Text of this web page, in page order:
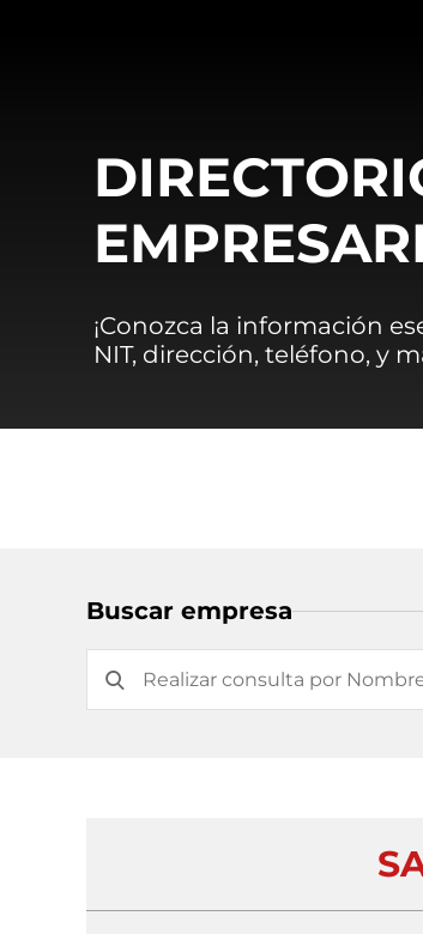
¡Conozca la información
NIT, dirección, teléfono, y
Buscar empresa